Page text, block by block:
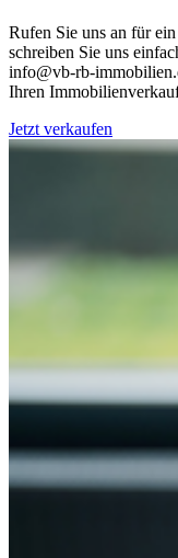
Rufen Sie uns an für
schreiben Sie uns
info@vb-rb-
Ihren
Jetzt verkaufen